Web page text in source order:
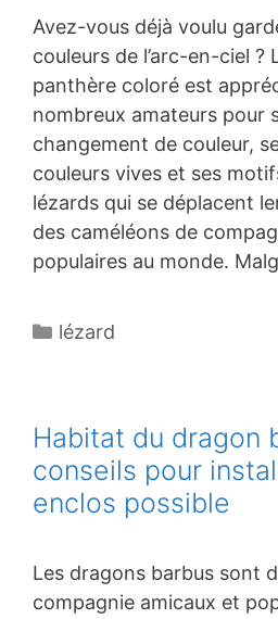
Avez-vous déjà voulu
couleurs de l’arc-en-ciel ?
panthère coloré est
nombreux amateurs pour
changement de couleur,
couleurs vives et ses
lézards qui se déplacent
des caméléons de
populaires au monde.
Catégories
lézard
Habitat du dragon
conseils pour
enclos possible
Les dragons barbus sont
compagnie amicaux et